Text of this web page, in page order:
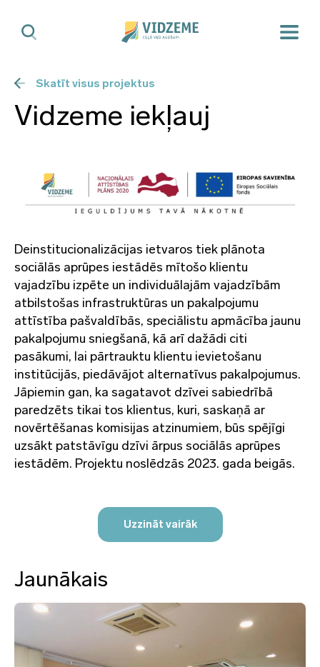
Skatīt visus projektus
Vidzeme iekļauj
Deinstitucionalizācijas ietvaros tiek plānota
sociālās aprūpes iestādēs mītošo klientu
vajadzību izpēte un individuālajām vajadzībām
atbilstošas infrastruktūras un pakalpojumu
attīstība pašvaldībās, speciālistu apmācība jaunu
pakalpojumu sniegšanā, kā arī dažādi citi
pasākumi, lai pārtrauktu klientu ievietošanu
institūcijās, piedāvājot alternatīvus pakalpojumus.
Jāpiemin gan, ka sagatavot dzīvei sabiedrībā
paredzēts tikai tos klientus, kuri, saskaņā ar
novērtēšanas komisijas atzinumiem, būs spējīgi
uzsākt patstāvīgu dzīvi ārpus sociālās aprūpes
iestādēm. Projektu noslēdzās 2023. gada beigās.
Uzzināt vairāk
Jaunākais